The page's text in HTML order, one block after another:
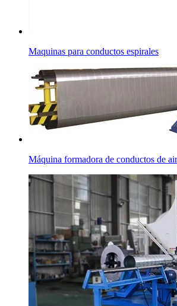
Maquinas para conductos espirales
Máquina formadora de conductos de